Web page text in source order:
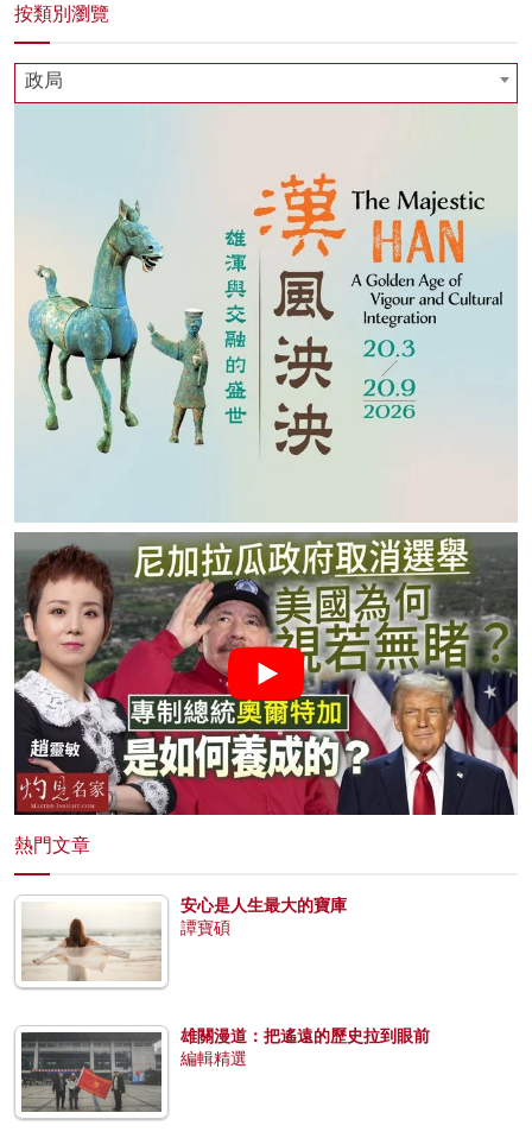
按類別瀏覽
政局
熱門文章
安心是人生最大的寶庫
譚寶碩
雄關漫道：把遙遠的歷史拉到眼前
編輯精選